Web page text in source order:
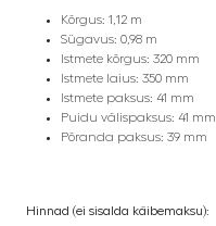
Kõrgus: 1,12 m
Sügavus: 0,98 m
Istmete kõrgus: 320 mm
Istmete laius: 350 mm
Istmete paksus: 41 mm
Puidu välispaksus: 41 mm
Põranda paksus: 39 mm
Hinnad (ei sisalda käibemaksu):